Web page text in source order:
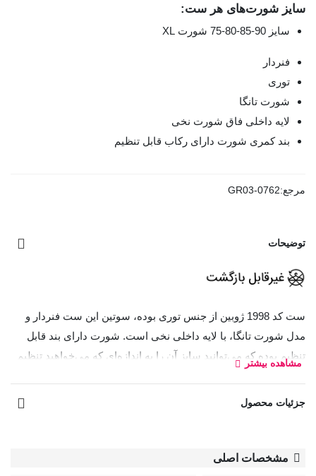
سایز شورت‌های هر ست:
سایز 90-85-80-75 شورت XL
فنردار
توری
شورت تانگا
لایه داخلی فاق شورت نخی
بند کمری شورت دارای رکاب قابل تنظیم
مرجع:GR03-0762
توضیحات
ست کد 1998 ژوبین از جنس توری بوده، سوتین این ست فنردار و
مدل شورت تانگا، با لایه داخلی نخی است. شورت دارای بند قابل
تنظیم بوده که می‌توانید سایز آن را به اندازه‌ای که می‌خواهید تنظیم
بند سوتین قابل تنظیم و غیر قابل جدا شدن
کد:
مشاهده بیشتر
جزئیات محصول
مشخصات اصلی